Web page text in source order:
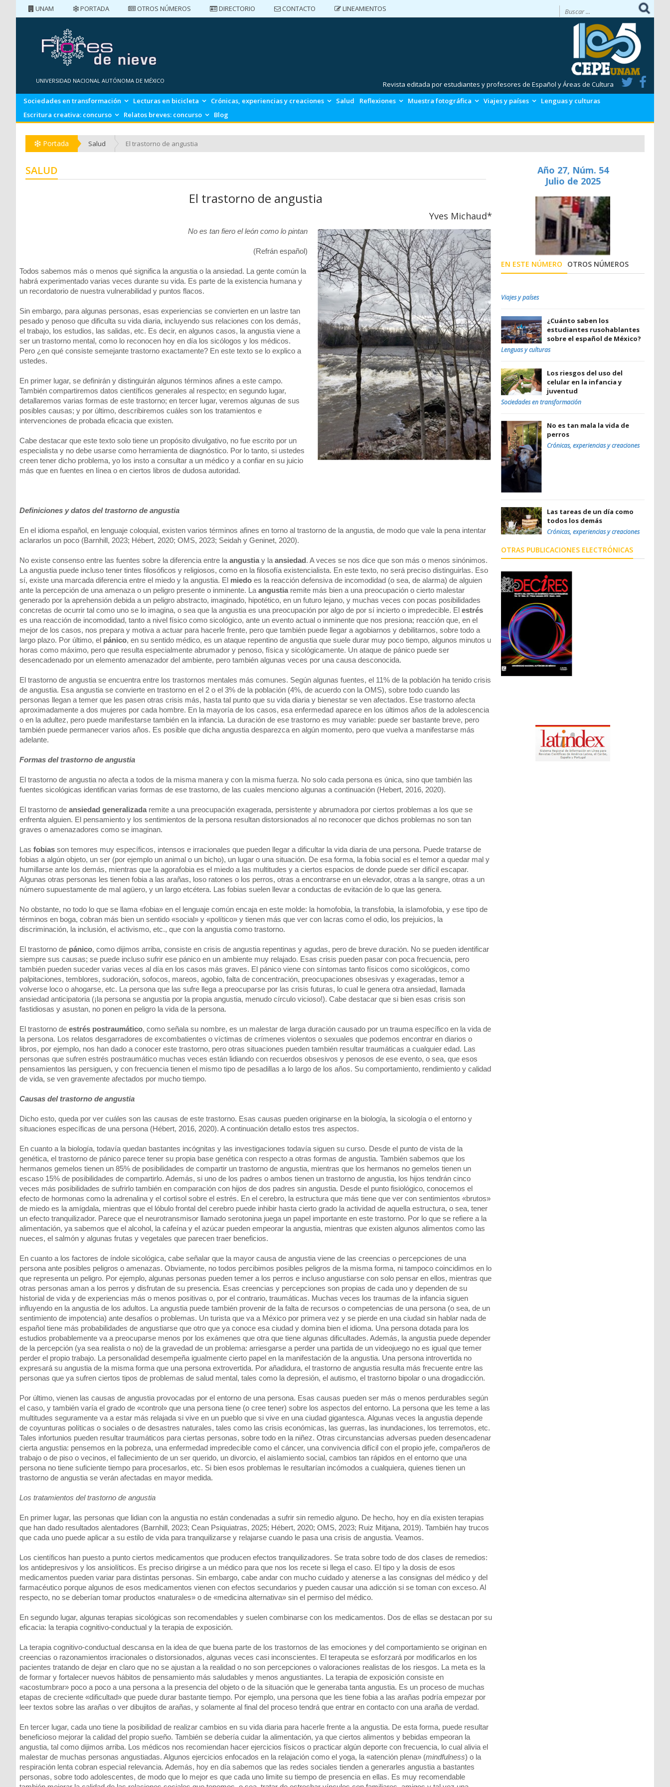
UNAM PORTADA OTROS NÚMEROS DIRECTORIO CONTACTO
LINEAMIENTOS
UNIVERSIDAD NACIONAL AUTÓNOMA DE MÉXICO
Revista editada por estudiantes y profesores de Español y Áreas de Cultura
Sociedades en transformación
Lecturas en bicicleta Crónicas, experiencias y creaciones Salud Reflexiones Muestra fotográfica Viajes y países
Lenguas y culturas
Escritura creativa: concurso
Relatos breves: concurso Blog
Portada Salud El trastorno de angustia
SALUD
El trastorno de angustia
Yves Michaud*
No es tan fiero el león como lo pintan
(Refrán español)
Todos sabemos más o menos qué significa la angustia o la ansiedad. La gente común la
habrá experimentado varias veces durante su vida. Es parte de la existencia humana y
un recordatorio de nuestra vulnerabilidad y puntos flacos.
Sin embargo, para algunas personas, esas experiencias se convierten en un lastre tan
pesado y penoso que dificulta su vida diaria, incluyendo sus relaciones con los demás,
el trabajo, los estudios, las salidas, etc. Es decir, en algunos casos, la angustia viene a
ser un trastorno mental, como lo reconocen hoy en día los sicólogos y los médicos.
Pero ¿en qué consiste semejante trastorno exactamente? En este texto se lo explico a
ustedes.
En primer lugar, se definirán y distinguirán algunos términos afines a este campo.
También compartiremos datos científicos generales al respecto; en segundo lugar,
detallaremos varias formas de este trastorno; en tercer lugar, veremos algunas de sus
posibles causas; y por último, describiremos cuáles son los tratamientos e
intervenciones de probada eficacia que existen.
Cabe destacar que este texto solo tiene un propósito divulgativo, no fue escrito por un
especialista y no debe usarse como herramienta de diagnóstico. Por lo tanto, si ustedes
creen tener dicho problema, yo los insto a consultar a un médico y a confiar en su juicio
más que en fuentes en línea o en ciertos libros de dudosa autoridad.
Definiciones y datos del trastorno de angustia
En el idioma español, en lenguaje coloquial, existen varios términos afines en torno al trastorno de la angustia, de modo que vale la pena intentar
aclararlos un poco (Barnhill, 2023; Hébert, 2020; OMS, 2023; Seidah y Geninet, 2020).
No existe consenso entre las fuentes sobre la diferencia entre la angustiay la ansiedad. A veces se nos dice que son más o menos sinónimos.
La angustia puede incluso tener tintes filosóficos y religiosos, como en la filosofía existencialista. En este texto, no será preciso distinguirlas. Eso
sí, existe una marcada diferencia entre el miedo y la angustia. El miedo es la reacción defensiva de incomodidad (o sea, de alarma) de alguien
ante la percepción de una amenaza o un peligro presente o inminente. La angustia remite más bien a una preocupación o cierto malestar
generado por la aprehensión debida a un peligro abstracto, imaginado, hipotético, en un futuro lejano, y muchas veces con pocas posibilidades
concretas de ocurrir tal como uno se lo imagina, o sea que la angustia es una preocupación por algo de por sí incierto o impredecible. El estrés
es una reacción de incomodidad, tanto a nivel físico como sicológico, ante un evento actual o inminente que nos presiona; reacción que, en el
mejor de los casos, nos prepara y motiva a actuar para hacerle frente, pero que también puede llegar a agobiarnos y debilitarnos, sobre todo a
largo plazo. Por último, el pánico, en su sentido médico, es un ataque repentino de angustia que suele durar muy poco tiempo, algunos minutos u
horas como máximo, pero que resulta especialmente abrumador y penoso, física y sicológicamente. Un ataque de pánico puede ser
desencadenado por un elemento amenazador del ambiente, pero también algunas veces por una causa desconocida.
El trastorno de angustia se encuentra entre los trastornos mentales más comunes. Según algunas fuentes, el 11% de la población ha tenido crisis
de angustia. Esa angustia se convierte en trastorno en el 2 o el 3% de la población (4%, de acuerdo con la OMS), sobre todo cuando las
personas llegan a temer que les pasen otras crisis más, hasta tal punto que su vida diaria y bienestar se ven afectados. Ese trastorno afecta
aproximadamente a dos mujeres por cada hombre. En la mayoría de los casos, esa enfermedad aparece en los últimos años de la adolescencia
o en la adultez, pero puede manifestarse también en la infancia. La duración de ese trastorno es muy variable: puede ser bastante breve, pero
también puede permanecer varios años. Es posible que dicha angustia desparezca en algún momento, pero que vuelva a manifestarse más
adelante.
Formas del trastorno de angustia
El trastorno de angustia no afecta a todos de la misma manera y con la misma fuerza. No solo cada persona es única, sino que también las
fuentes sicológicas identifican varias formas de ese trastorno, de las cuales menciono algunas a continuación (Hebert, 2016, 2020).
El trastorno de ansiedad generalizadaremite a una preocupación exagerada, persistente y abrumadora por ciertos problemas a los que se
enfrenta alguien. El pensamiento y los sentimientos de la persona resultan distorsionados al no reconocer que dichos problemas no son tan
graves o amenazadores como se imaginan.
Las fobias son temores muy específicos, intensos e irracionales que pueden llegar a dificultar la vida diaria de una persona. Puede tratarse de
fobias a algún objeto, un ser (por ejemplo un animal o un bicho), un lugar o una situación. De esa forma, la fobia social es el temor a quedar mal y
humillarse ante los demás, mientras que la agorafobia es el miedo a las multitudes y a ciertos espacios de donde puede ser difícil escapar.
Algunas otras personas les tienen fobia a las arañas, loso ratones o los perros, otras a encontrarse en un elevador, otras a la sangre, otras a un
número supuestamente de mal agüero, y un largo etcétera. Las fobias suelen llevar a conductas de evitación de lo que las genera.
No obstante, no todo lo que se llama «fobia» en el lenguaje común encaja en este molde: la homofobia, la transfobia, la islamofobia, y ese tipo de
términos en boga, cobran más bien un sentido «social» y «político» y tienen más que ver con lacras como el odio, los prejuicios, la
discriminación, la inclusión, el activismo, etc., que con la angustia como trastorno.
El trastorno de pánico, como dijimos arriba, consiste en crisis de angustia repentinas y agudas, pero de breve duración. No se pueden identificar
siempre sus causas; se puede incluso sufrir ese pánico en un ambiente muy relajado. Esas crisis pueden pasar con poca frecuencia, pero
también pueden suceder varias veces al día en los casos más graves. El pánico viene con síntomas tanto físicos como sicológicos, como
palpitaciones, temblores, sudoración, sofocos, mareos, agobio, falta de concentración, preocupaciones obsesivas y exageradas, temor a
volverse loco o ahogarse, etc. La persona que las sufre llega a preocuparse por las crisis futuras, lo cual le genera otra ansiedad, llamada
ansiedad anticipatoria (¡la persona se angustia por la propia angustia, menudo círculo vicioso!). Cabe destacar que si bien esas crisis son
fastidiosas y asustan, no ponen en peligro la vida de la persona.
El trastorno de estrés postraumático, como señala su nombre, es un malestar de larga duración causado por un trauma específico en la vida de
la persona. Los relatos desgarradores de excombatientes o víctimas de crímenes violentos o sexuales que podemos encontrar en diarios o
libros, por ejemplo, nos han dado a conocer este trastorno, pero otras situaciones pueden también resultar traumáticas a cualquier edad. Las
personas que sufren estrés postraumático muchas veces están lidiando con recuerdos obsesivos y penosos de ese evento, o sea, que esos
pensamientos las persiguen, y con frecuencia tienen el mismo tipo de pesadillas a lo largo de los años. Su comportamiento, rendimiento y calidad
de vida, se ven gravemente afectados por mucho tiempo.
Causas del trastorno de angustia
Dicho esto, queda por ver cuáles son las causas de este trastorno. Esas causas pueden originarse en la biología, la sicología o el entorno y
situaciones específicas de una persona (Hébert, 2016, 2020). A continuación detallo estos tres aspectos.
En cuanto a la biología, todavía quedan bastantes incógnitas y las investigaciones todavía siguen su curso. Desde el punto de vista de la
genética, el trastorno de pánico parece tener su propia base genética con respecto a otras formas de angustia. También sabemos que los
hermanos gemelos tienen un 85% de posibilidades de compartir un trastorno de angustia, mientras que los hermanos no gemelos tienen un
escaso 15% de posibilidades de compartirlo. Además, si uno de los padres o ambos tienen un trastorno de angustia, los hijos tendrán cinco
veces más posibilidades de sufrirlo también en comparación con hijos de dos padres sin angustia. Desde el punto fisiológico, conocemos el
efecto de hormonas como la adrenalina y el cortisol sobre el estrés. En el cerebro, la estructura que más tiene que ver con sentimientos «brutos»
de miedo es la amígdala, mientras que el lóbulo frontal del cerebro puede inhibir hasta cierto grado la actividad de aquella estructura, o sea, tener
un efecto tranquilizador. Parece que el neurotransmisor llamado serotonina juega un papel importante en este trastorno. Por lo que se refiere a la
alimentación, ya sabemos que el alcohol, la cafeína y el azúcar pueden empeorar la angustia, mientras que existen algunos alimentos como las
nueces, el salmón y algunas frutas y vegetales que parecen traer beneficios.
En cuanto a los factores de índole sicológica, cabe señalar que la mayor causa de angustia viene de las creencias o percepciones de una
persona ante posibles peligros o amenazas. Obviamente, no todos percibimos posibles peligros de la misma forma, ni tampoco coincidimos en lo
que representa un peligro. Por ejemplo, algunas personas pueden temer a los perros e incluso angustiarse con solo pensar en ellos, mientras que
otras personas aman a los perros y disfrutan de su presencia. Esas creencias y percepciones son propias de cada uno y dependen de su
historial de vida y de experiencias más o menos positivas o, por el contrario, traumáticas. Muchas veces los traumas de la infancia siguen
influyendo en la angustia de los adultos. La angustia puede también provenir de la falta de recursos o competencias de una persona (o sea, de un
sentimiento de impotencia) ante desafíos o problemas. Un turista que va a México por primera vez y se pierde en una ciudad sin hablar nada de
español tiene más probabilidades de angustiarse que otro que ya conoce esa ciudad y domina bien el idioma. Una persona dotada para los
estudios probablemente va a preocuparse menos por los exámenes que otra que tiene algunas dificultades. Además, la angustia puede depender
de la percepción (ya sea realista o no) de la gravedad de un problema: arriesgarse a perder una partida de un videojuego no es igual que temer
perder el propio trabajo. La personalidad desempeña igualmente cierto papel en la manifestación de la angustia. Una persona introvertida no
expresará su angustia de la misma forma que una persona extrovertida. Por añadidura, el trastorno de angustia resulta más frecuente entre las
personas que ya sufren ciertos tipos de problemas de salud mental, tales como la depresión, el autismo, el trastorno bipolar o una drogadicción.
Por último, vienen las causas de angustia provocadas por el entorno de una persona. Esas causas pueden ser más o menos perdurables según
el caso, y también varía el grado de «control» que una persona tiene (o cree tener) sobre los aspectos del entorno. La persona que les teme a las
multitudes seguramente va a estar más relajada si vive en un pueblo que si vive en una ciudad gigantesca. Algunas veces la angustia depende
de coyunturas políticas o sociales o de desastres naturales, tales como las crisis económicas, las guerras, las inundaciones, los terremotos, etc.
Tales infortunios pueden resultar traumáticos para ciertas personas, sobre todo en la niñez. Otras circunstancias adversas pueden desencadenar
cierta angustia: pensemos en la pobreza, una enfermedad impredecible como el cáncer, una convivencia difícil con el propio jefe, compañeros de
trabajo o de piso o vecinos, el fallecimiento de un ser querido, un divorcio, el aislamiento social, cambios tan rápidos en el entorno que una
persona no tiene suficiente tiempo para procesarlos, etc. Si bien esos problemas le resultarían incómodos a cualquiera, quienes tienen un
trastorno de angustia se verán afectadas en mayor medida.
Los tratamientos del trastorno de angustia
En primer lugar, las personas que lidian con la angustia no están condenadas a sufrir sin remedio alguno. De hecho, hoy en día existen terapias
que han dado resultados alentadores (Barnhill, 2023; Cean Psiquiatras, 2025; Hébert, 2020; OMS, 2023; Ruiz Mitjana, 2019). También hay trucos
que cada uno puede aplicar a su estilo de vida para tranquilizarse y relajarse cuando le pasa una crisis de angustia. Veamos.
Los científicos han puesto a punto ciertos medicamentos que producen efectos tranquilizadores. Se trata sobre todo de dos clases de remedios:
los antidepresivos y los ansiolíticos. Es preciso dirigirse a un médico para que nos los recete si llega el caso. El tipo y la dosis de esos
medicamentos pueden variar para distintas personas. Sin embargo, cabe andar con mucho cuidado y atenerse a las consignas del médico y del
farmacéutico porque algunos de esos medicamentos vienen con efectos secundarios y pueden causar una adicción si se toman con exceso. Al
respecto, no se deberían tomar productos «naturales» o de «medicina alternativa» sin el permiso del médico.
En segundo lugar, algunas terapias sicológicas son recomendables y suelen combinarse con los medicamentos. Dos de ellas se destacan por su
eficacia: la terapia cognitivo-conductual y la terapia de exposición.
La terapia cognitivo-conductual descansa en la idea de que buena parte de los trastornos de las emociones y del comportamiento se originan en
creencias o razonamientos irracionales o distorsionados, algunas veces casi inconscientes. El terapeuta se esforzará por modificarlos en los
pacientes tratando de dejar en claro que no se ajustan a la realidad o no son percepciones o valoraciones realistas de los riesgos. La meta es la
de formar y fortalecer nuevos hábitos de pensamiento más saludables y menos angustiantes. La terapia de exposición consiste en
«acostumbrar» poco a poco a una persona a la presencia del objeto o de la situación que le generaba tanta angustia. Es un proceso de muchas
etapas de creciente «dificultad» que puede durar bastante tiempo. Por ejemplo, una persona que les tiene fobia a las arañas podría empezar por
leer textos sobre las arañas o ver dibujitos de arañas, y solamente al final del proceso tendrá que entrar en contacto con una araña de verdad.
En tercer lugar, cada uno tiene la posibilidad de realizar cambios en su vida diaria para hacerle frente a la angustia. De esta forma, puede resultar
beneficioso mejorar la calidad del propio sueño. También se debería cuidar la alimentación, ya que ciertos alimentos y bebidas empeoran la
angustia, tal como dijimos arriba. Los médicos nos recomiendan hacer ejercicios físicos o practicar algún deporte con frecuencia, lo cual alivia el
malestar de muchas personas angustiadas. Algunos ejercicios enfocados en la relajación como el yoga, la «atención plena» (mindfulness) o la
respiración lenta cobran especial relevancia. Además, hoy en día sabemos que las redes sociales tienden a generarles angustia a bastantes
personas, sobre todo adolescentes, de modo que lo mejor es que cada uno limite su tiempo de presencia en ellas. Es muy recomendable
Año 27, Núm. 54
Julio de 2025
EN ESTE NÚMERO OTROS NÚMEROS
Viajes y países
¿Cuánto saben los
estudiantes rusohablantes
sobre el español de México?
Lenguas y culturas
Los riesgos del uso del
celular en la infancia y
juventud
Sociedades en transformación
No es tan mala la vida de
perros
Crónicas, experiencias y creaciones
Las tareas de un día como
todos los demás
Crónicas, experiencias y creaciones
OTRAS PUBLICACIONES ELECTRÓNICAS